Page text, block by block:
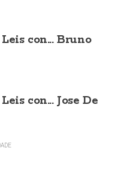
con... Bruno
con... Jose De